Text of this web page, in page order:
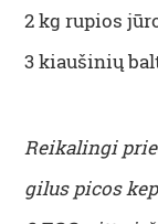
2 kg rupios
3 kiaušinių
Reikalingi
gilus picos